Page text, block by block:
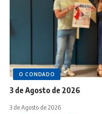
O CONDADO
3 de Agosto de 2026
3 de Agosto de 2026